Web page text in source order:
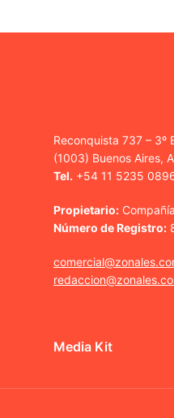
Reconquista 737 – 3º
(1003) Buenos Aires,
Tel. +54 11 5235
Propietario:
Número de Registro:
Media Kit